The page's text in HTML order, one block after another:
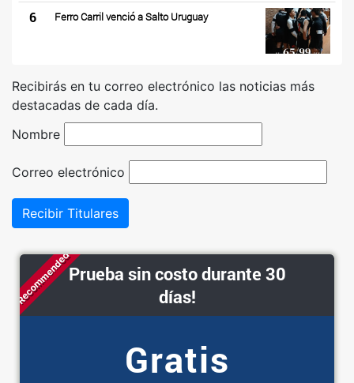
6 Ferro Carril venció a Salto Uruguay
Recibirás en tu correo electrónico las noticias más
destacadas de cada día.
Nombre
Correo electrónico
Recibir Titulares
RecommendedPrueba sin costo durante 30
días!
Gratis